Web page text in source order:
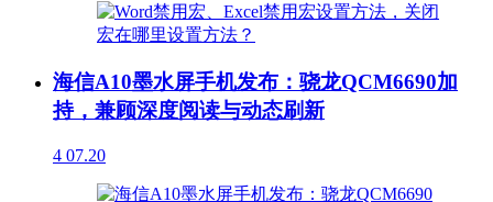
海信A10墨水屏手机发布：骁龙QCM6690加
持，兼顾深度阅读与动态刷新
4 07.20